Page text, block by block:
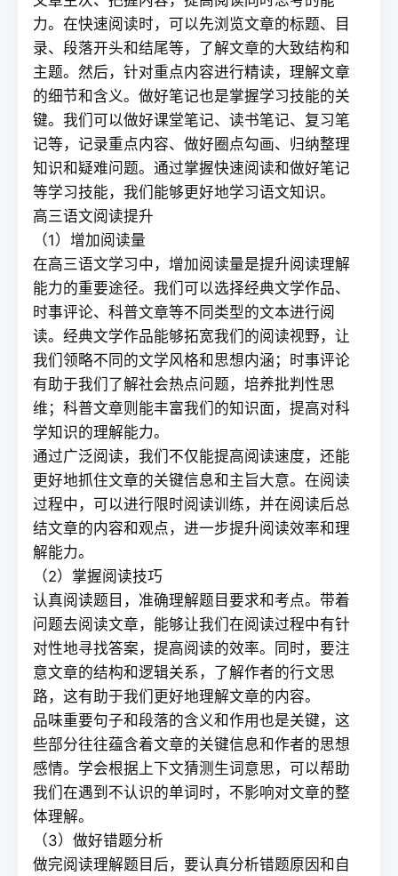
力。在快速阅读时，可以先浏览文章的标题、目
录、段落开头和结尾等，了解文章的大致结构和
主题。然后，针对重点内容进行精读，理解文章
的细节和含义。做好笔记也是掌握学习技能的关
键。我们可以做好课堂笔记、读书笔记、复习笔
记等，记录重点内容、做好圈点勾画、归纳整理
知识和疑难问题。通过掌握快速阅读和做好笔记
等学习技能，我们能够更好地学习语文知识。
高三语文阅读提升
（1）增加阅读量
在高三语文学习中，增加阅读量是提升阅读理解
能力的重要途径。我们可以选择经典文学作品、
时事评论、科普文章等不同类型的文本进行阅
读。经典文学作品能够拓宽我们的阅读视野，让
我们领略不同的文学风格和思想内涵；时事评论
有助于我们了解社会热点问题，培养批判性思
维；科普文章则能丰富我们的知识面，提高对科
学知识的理解能力。
通过广泛阅读，我们不仅能提高阅读速度，还能
更好地抓住文章的关键信息和主旨大意。在阅读
过程中，可以进行限时阅读训练，并在阅读后总
结文章的内容和观点，进一步提升阅读效率和理
解能力。
（2）掌握阅读技巧
认真阅读题目，准确理解题目要求和考点。带着
问题去阅读文章，能够让我们在阅读过程中有针
对性地寻找答案，提高阅读的效率。同时，要注
意文章的结构和逻辑关系，了解作者的行文思
路，这有助于我们更好地理解文章的内容。
品味重要句子和段落的含义和作用也是关键，这
些部分往往蕴含着文章的关键信息和作者的思想
感情。学会根据上下文猜测生词意思，可以帮助
我们在遇到不认识的单词时，不影响对文章的整
体理解。
（3）做好错题分析
做完阅读理解题目后，要认真分析错题原因和自